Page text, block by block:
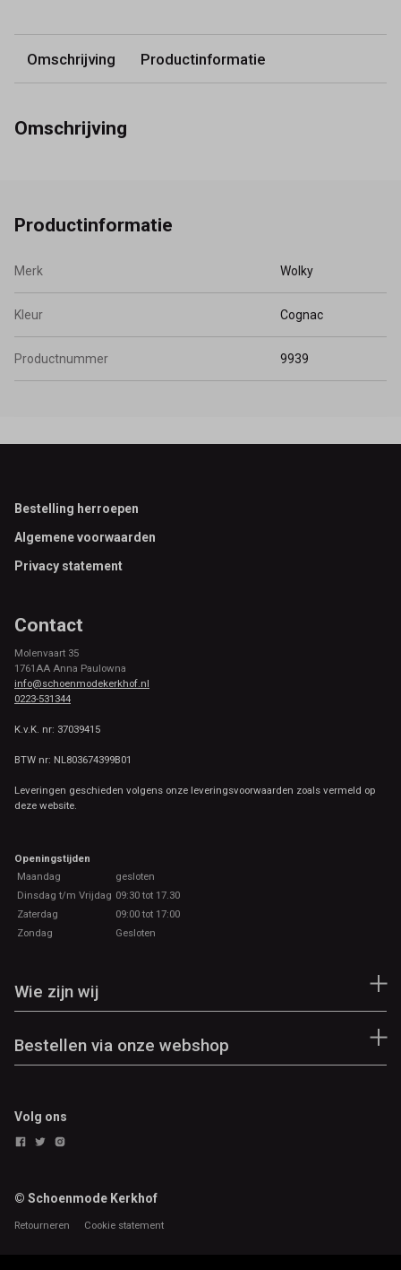
Omschrijving Productinformatie
Omschrijving
Productinformatie
Merk Wolky
Kleur Cognac
Productnummer 9939
Footer
Bestelling herroepen
Algemene voorwaarden
Privacy statement
Contact
Molenvaart 35
1761AA Anna Paulowna
info@schoenmodekerkhof.nl
0223-531344
K.v.K. nr: 37039415
BTW nr: NL803674399B01
Leveringen geschieden volgens onze leveringsvoorwaarden zoals vermeld op
deze website.
Openingstijden
Maandag
gesloten
Dinsdag t/m Vrijdag 09:30 tot 17.30
Zaterdag
09:00 tot 17:00
Zondag
Gesloten
Wie zijn wij
Bestellen via onze webshop
Volg ons
© Schoenmode Kerkhof
Retourneren Cookie statement